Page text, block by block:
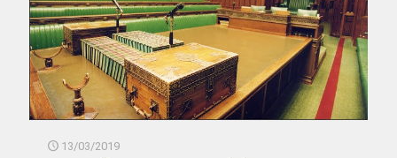
13/03/2019